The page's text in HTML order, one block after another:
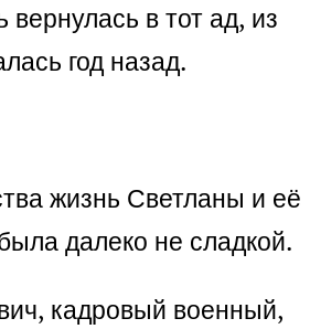
в тот ад, из
год назад.
жизнь Светланы и её
далеко не сладкой.
кадровый военный,